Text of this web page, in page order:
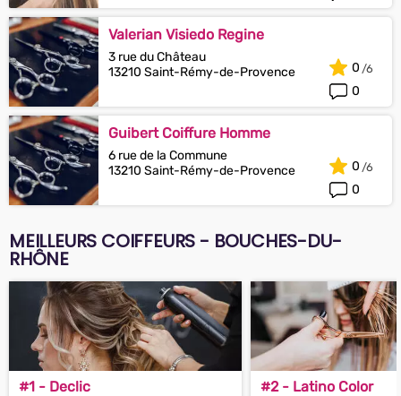
Valerian Visiedo Regine
3 rue du Château
13210 Saint-Rémy-de-Provence
0
0
Guibert Coiffure Homme
6 rue de la Commune
13210 Saint-Rémy-de-Provence
0
0
MEILLEURS COIFFEURS - BOUCHES-DU-
RHÔNE
#1 - Declic #2 - Latino Color